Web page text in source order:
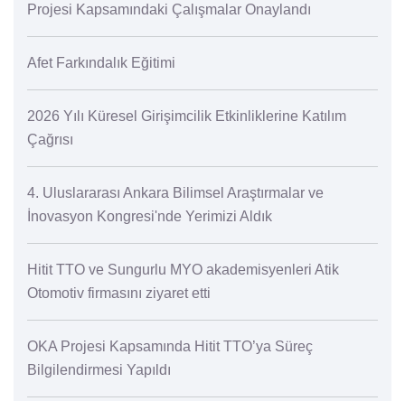
Projesi Kapsamındaki Çalışmalar Onaylandı
Afet Farkındalık Eğitimi
2026 Yılı Küresel Girişimcilik Etkinliklerine Katılım
Çağrısı
4. Uluslararası Ankara Bilimsel Araştırmalar ve
İnovasyon Kongresi'nde Yerimizi Aldık
Hitit TTO ve Sungurlu MYO akademisyenleri Atik
Otomotiv firmasını ziyaret etti
OKA Projesi Kapsamında Hitit TTO’ya Süreç
Bilgilendirmesi Yapıldı